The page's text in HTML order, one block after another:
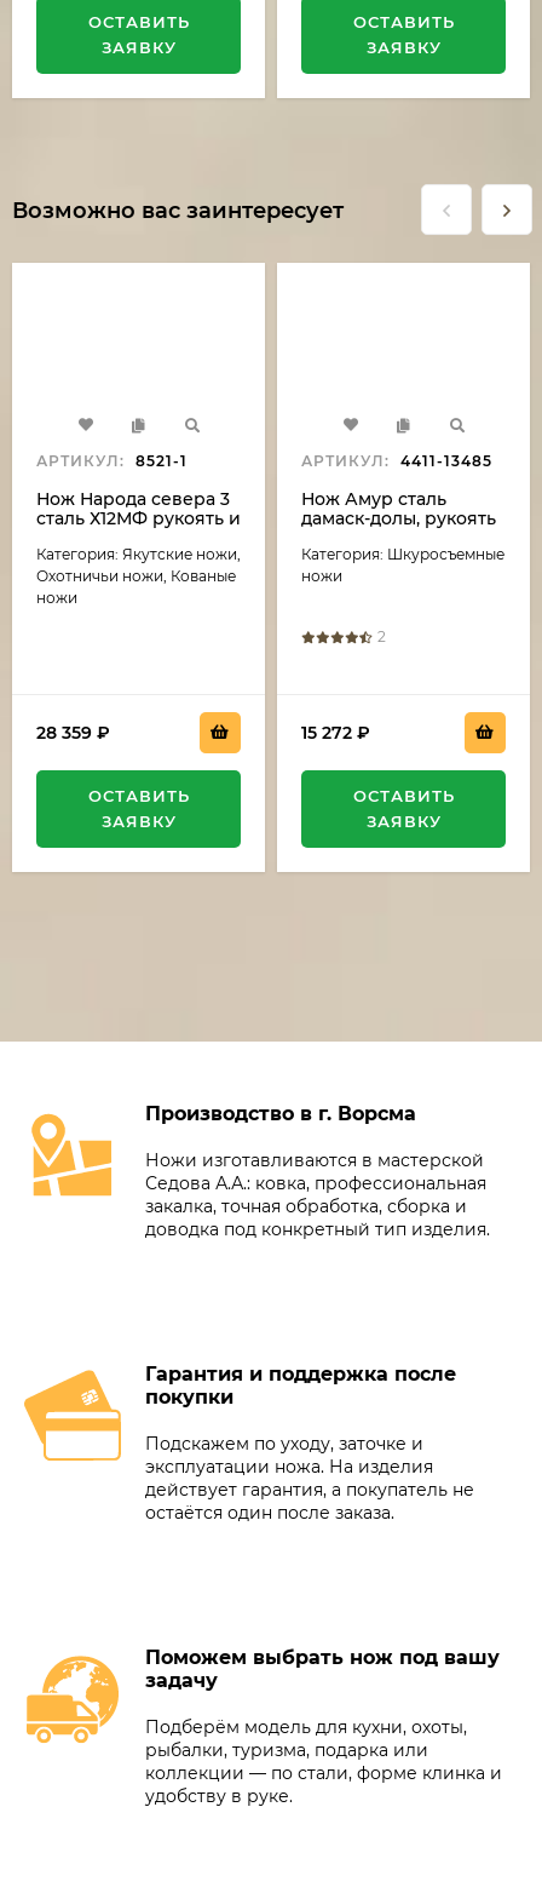
ОСТАВИТЬ
ЗАЯВКУ
ОСТАВИТЬ
ЗАЯВКУ
Возможно вас заинтересует
АРТИКУЛ: 8521-1
Нож Народа севера 3
сталь Х12МФ рукоять и
Категория: Якутские ножи,
Охотничьи ножи, Кованые
ножи
28 359 ₽
ОСТАВИТЬ
ЗАЯВКУ
АРТИКУЛ: 4411-13485
Нож Амур сталь
дамаск-долы, рукоять
Категория: Шкуросъемные
ножи
2
15 272 ₽
ОСТАВИТЬ
ЗАЯВКУ
Производство в г. Ворсма
Ножи изготавливаются в мастерской
Седова А.А.: ковка, профессиональная
закалка, точная обработка, сборка и
доводка под конкретный тип изделия.
Гарантия и поддержка после
покупки
Подскажем по уходу, заточке и
эксплуатации ножа. На изделия
действует гарантия, а покупатель не
остаётся один после заказа.
Поможем выбрать нож под вашу
задачу
Подберём модель для кухни, охоты,
рыбалки, туризма, подарка или
коллекции — по стали, форме клинка и
удобству в руке.